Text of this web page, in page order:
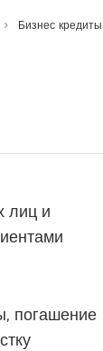
Бизнес кредиты
лиц и
погашение